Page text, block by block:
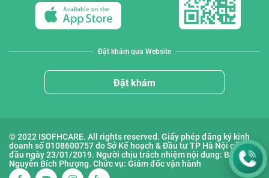
Đặt khám qua Website
Đặt khám
© 2022 ISOFHCARE. All rights reserved. Giấy phép đăng ký kinh
doanh số 0108600757 do Sở Kế hoạch & Đầu tư TP Hà Nội cấp lần
đầu ngày 23/01/2019. Người chịu trách nhiệm nội dung: Bà
Nguyễn Bích Phượng. Chức vụ: Giám đốc vận hành